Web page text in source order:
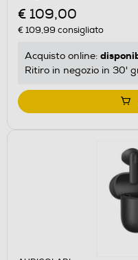
€ 109,00
€ 109,99 consigliato
Acquisto online:
Ritiro in negozio in 30'